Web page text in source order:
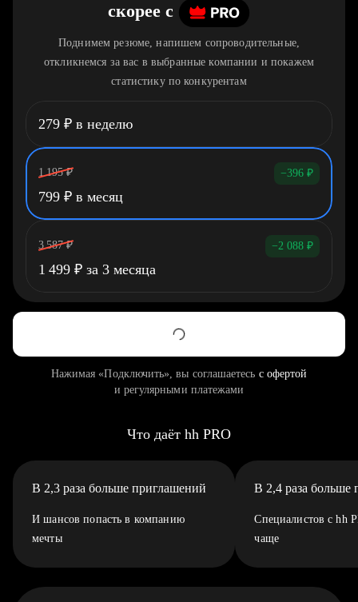
скорее c
Поднимем резюме, напишем сопроводительные,
откликнемся за вас в выбранные компании и покажем
статистику по конкурентам
279 ₽ в неделю
1 195 ₽ −396 ₽
799 ₽ в месяц
3 587 ₽ −2 088 ₽
1 499 ₽ за 3 месяца
Нажимая «Подключить», вы соглашаетесь с офертой
и регулярными платежами
Что даёт hh PRO
В 2,3 раза больше приглашений
И шансов попасть в компанию
мечты
В 2,4 раза больше
Специалистов с hh
чаще